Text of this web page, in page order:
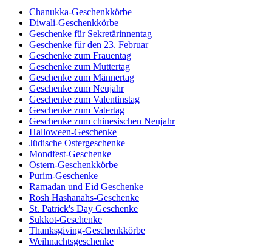
Chanukka-Geschenkkörbe
Diwali-Geschenkkörbe
Geschenke für Sekretärinnentag
Geschenke für den 23. Februar
Geschenke zum Frauentag
Geschenke zum Muttertag
Geschenke zum Männertag
Geschenke zum Neujahr
Geschenke zum Valentinstag
Geschenke zum Vatertag
Geschenke zum chinesischen Neujahr
Halloween-Geschenke
Jüdische Ostergeschenke
Mondfest-Geschenke
Ostern-Geschenkkörbe
Purim-Geschenke
Ramadan und Eid Geschenke
Rosh Hashanahs-Geschenke
St. Patrick's Day Geschenke
Sukkot-Geschenke
Thanksgiving-Geschenkkörbe
Weihnachtsgeschenke